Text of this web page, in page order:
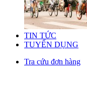
TIN TỨC
TUYỂN DỤNG
Tra cứu đơn hàng